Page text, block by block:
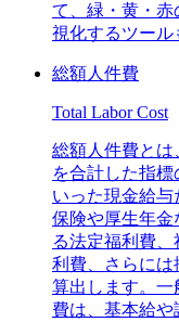
て、緑・黄・赤
視化するツール
総額人件費
Total Labor Cost
総額人件費とは
を合計した指
いった現金給
保険や厚生年金
る法定福利費
利費、さらには
算出します。
費は、基本給